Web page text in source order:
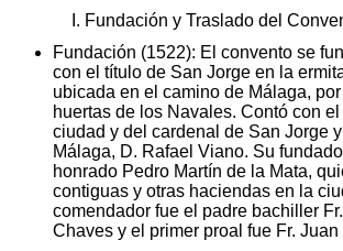
I. Fundación y Traslado del
Fundación (1522): El convento se
con el título de San Jorge en la
ubicada en el camino de Málaga,
huertas de los Navales. Contó con
ciudad y del cardenal de San Jorge
Málaga, D. Rafael Viano. Su
honrado Pedro Martín de la Mata,
contiguas y otras haciendas en la
comendador fue el padre bachiller
Chaves y el primer proal fue Fr. Juan